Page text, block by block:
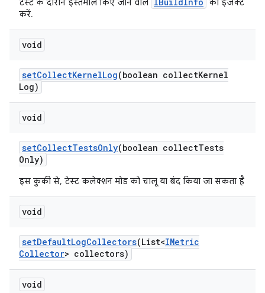
टेस्ट के दौरान इस्तेमाल किए जाने वाले
को इंजेक्ट
करें.
void
setCollectKernelLog(boolean collectKernel
Log)
void
setCollectTestsOnly(boolean collectTests
Only)
इस कुकी से, टेस्ट कलेक्शन मोड को चालू या बंद किया जा सकता है
void
setDefaultLogCollectors(List<IMetric
Collector> collectors)
void